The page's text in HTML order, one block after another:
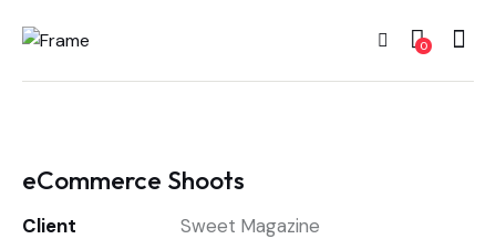
0
eCommerce Shoots
Client
Sweet Magazine